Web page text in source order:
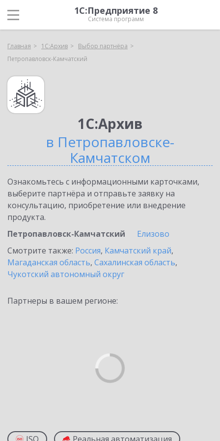
1С:Предприятие 8
Система программ
Главная 1С:Архив
Выбор партнёра
Петропавловск-Камчатский
1С:Архив
в Петропавловске-
Камчатском
Ознакомьтесь с информационными карточками,
выберите партнёра и отправьте заявку на
консультацию, приобретение или внедрение
продукта.
Петропавловск-Камчатский
Елизово
Смотрите также: Россия, Камчатский край,
Магаданская область, Сахалинская область,
Чукотский автономный округ
Партнеры в вашем регионе: